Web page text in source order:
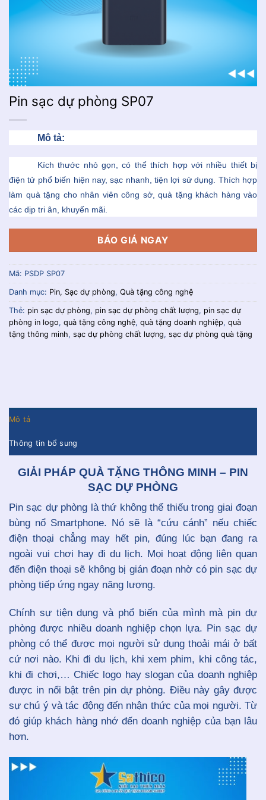
Pin sạc dự phòng SP07
Mô tả:
Kích thước nhỏ gọn, có thể thích hợp với nhiều thiết bị
điện tử phổ biến hiện nay, sạc nhanh, tiện lợi sử dụng. Thích hợp
làm quà tặng cho nhân viên công sở, quà tặng khách hàng vào
các dịp tri ân, khuyến mãi.
BÁO GIÁ NGAY
Mã: PSDP SP07
Danh mục: Pin, Sạc dự phòng, Quà tặng công nghệ
Thẻ: pin sạc dự phòng, pin sạc dự phòng chất lượng, pin sạc dự
phòng in logo, quà tặng công nghệ, quà tặng doanh nghiệp, quà
tặng thông minh, sạc dự phòng chất lượng, sạc dự phòng quà tặng
Mô tả
Thông tin bổ sung
GIẢI PHÁP QUÀ TẶNG THÔNG MINH – PIN
SẠC DỰ PHÒNG
Pin sạc dự phòng là thứ không thể thiếu trong giai đoạn
bùng nổ Smartphone. Nó sẽ là “cứu cánh” nếu chiếc
điện thoại chẳng may hết pin, đúng lúc bạn đang ra
ngoài vui chơi hay đi du lịch. Mọi hoạt động liên quan
đến điện thoại sẽ không bị gián đoạn nhờ có pin sạc dự
phòng tiếp ứng ngay năng lượng.
Chính sự tiện dụng và phổ biến của mình mà pin dự
phòng được nhiều doanh nghiệp chọn lựa. Pin sạc dự
phòng có thể được mọi người sử dụng thoải mái ở bất
cứ nơi nào. Khi đi du lịch, khi xem phim, khi công tác,
khi đi chơi,… Chiếc logo hay slogan của doanh nghiệp
được in nổi bật trên pin dự phòng. Điều này gây được
sự chú ý và tác động đến nhận thức của mọi người. Từ
đó giúp khách hàng nhớ đến doanh nghiệp của bạn lâu
hơn.